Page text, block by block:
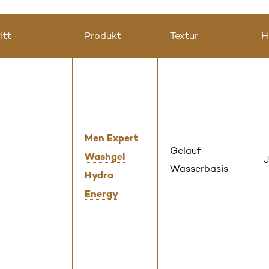
Produkt Textur
Men Expert
Washgel
Hydra
Energy
Gelauf
Wasserbasis